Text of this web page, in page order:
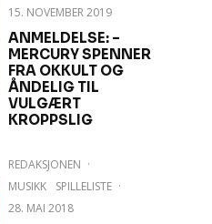
15. NOVEMBER 2019
ANMELDELSE: –
MERCURY SPENNER
FRA OKKULT OG
ÅNDELIG TIL
VULGÆRT
KROPPSLIG
REDAKSJONEN ·
MUSIKK
SPILLELISTE ·
28. MAI 2018